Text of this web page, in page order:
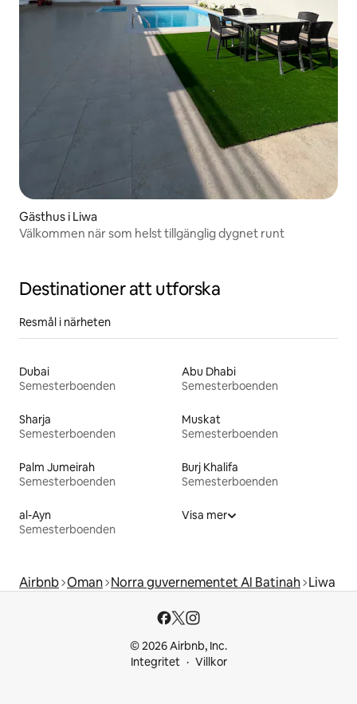
Gästhus i Liwa
Välkommen när som helst tillgänglig dygnet runt
Destinationer att utforska
Resmål i närheten
Dubai
Semesterboenden
Abu Dhabi
Semesterboenden
Sharja
Semesterboenden
Muskat
Semesterboenden
Palm Jumeirah
Semesterboenden
Burj Khalifa
Semesterboenden
al-Ayn
Semesterboenden
Visa mer
Airbnb Oman Norra guvernementet Al Batinah Liwa
© 2026 Airbnb, Inc.
Integritet
Villkor